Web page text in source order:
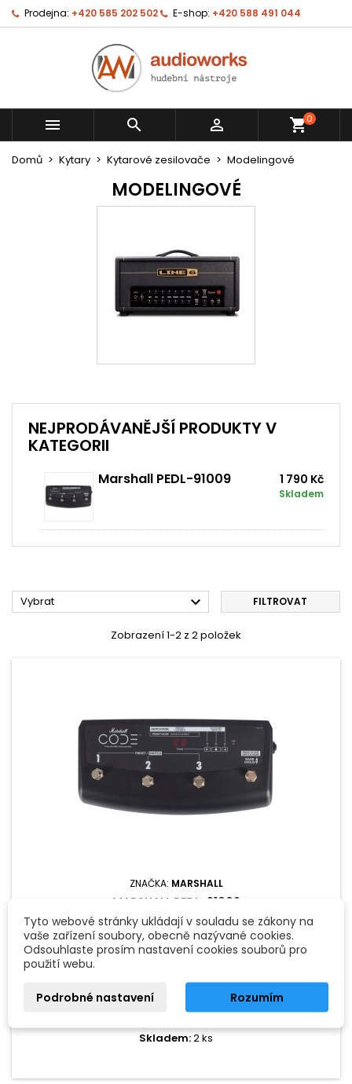
Prodejna: +420 585 202 502 E-shop: +420 588 491 044
   shopping_cart0
Domů Kytary Kytarové zesilovače Modelingové
MODELINGOVÉ
NEJPRODÁVANĚJŠÍ PRODUKTY V
KATEGORII
Marshall PEDL-91009 1 790 Kč
Skladem
Vybrat  FILTROVAT
Zobrazení 1-2 z 2 položek
ZNAČKA: MARSHALL
MARSHALL PEDL-91009
Programovatelný nožní ovladač pro kytarové aparáty z řady
CODE (CODE25, CODE50, CODE 100 a CPDE100H); kovové šasí;
6 m propojovací kabel Jack 6,3 mm mono.
 Přidat do košíku

Skladem:2 ks
Tyto webové stránky ukládají v souladu se zákony na
vaše zařízení soubory, obecně nazývané cookies.
Odsouhlaste prosím nastavení cookies souborů pro
použití webu.
Podrobné nastavení Rozumím